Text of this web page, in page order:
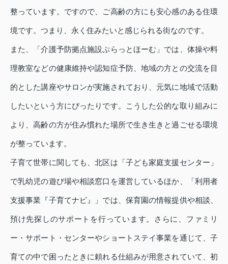
整っています。ですので、ご高齢の方にも安心感のある住環
境です。つまり、永く住みたいと感じられる街なのです。
また、「介護予防拠点施設ぷらっとほーむ」では、体操や料
理教室などの健康維持や認知症予防、地域の方との交流を目
的とした講座やサロンが実施されており、元気に地域で活動
したいという方にぴったりです。こうした公的な取り組みに
より、高齢の方が住み慣れた場所で生き生きと過ごせる環境
が整っています。
子育て世帯に関しても、北区は「子ども家庭支援センター」
で乳幼児の遊び場や相談窓口を運営しているほか、「利用者
支援事業『子育てナビ』」では、保育園の情報提供や相談、
預け先探しのサポートを行っています。さらに、ファミリ
ー・サポート・センターやショートステイ事業を通じて、子
育ての中で困ったときに頼れる仕組みが用意されていて、初